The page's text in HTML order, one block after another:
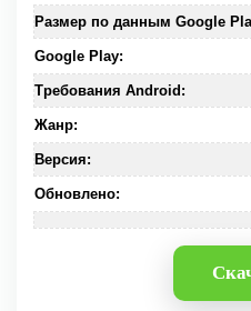
Размер по данным Google
Google Play:
Требования Android:
Жанр:
Версия:
Обновлено: